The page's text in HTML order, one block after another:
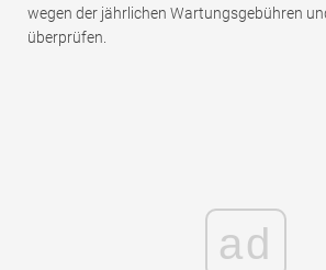
wegen der jährlichen Wartungsgebühren
überprüfen.
ad